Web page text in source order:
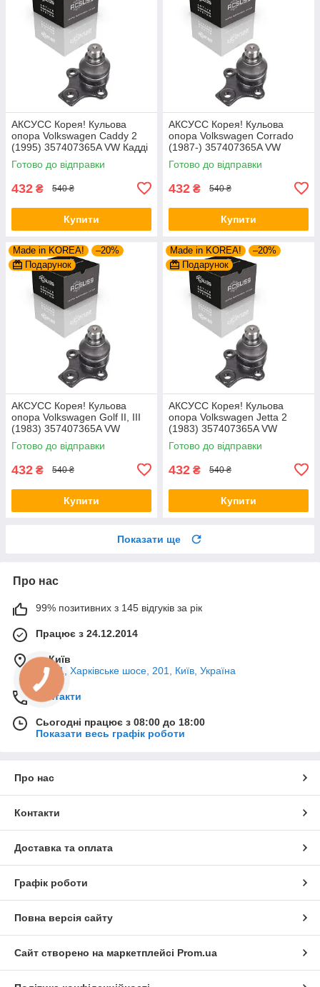
AКСУСС Корея! Кульова
опора Volkswagen Caddy 2
(1995) 357407365A VW Кадді
2. Aксусс Корея - Оригинал!
Готово до відправки
432 ₴ 540 ₴
Купити
AКСУСС Корея! Кульова
опора Volkswagen Corrado
(1987-) 357407365A VW
Corrado. Aксусс Корея -
Оригинал!
Готово до відправки
432 ₴ 540 ₴
Купити
Made in KOREA!
–20%
Подарунок
AКСУСС Корея! Кульова
опора Volkswagen Golf II, III
(1983) 357407365A VW
Гольф II, III. Aксусс Корея -
Оригинал!
Готово до відправки
432 ₴ 540 ₴
Купити
Made in KOREA!
–20%
Подарунок
AКСУСС Корея! Кульова
опора Volkswagen Jetta 2
(1983) 357407365A VW
Джетта 2. Aксусс Корея -
Оригинал!
Готово до відправки
432 ₴ 540 ₴
Купити
Показати ще
Про нас
99% позитивних з 145 відгуків за рік
Працює з 24.12.2014
м. Київ
02121, Харківське шосе, 201, Київ, Україна
Контакти
Сьогодні працює з 08:00 до 18:00
Показати весь графік роботи
Про нас
Контакти
Доставка та оплата
Графік роботи
Повна версія сайту
Сайт створено на маркетплейсі Prom.ua